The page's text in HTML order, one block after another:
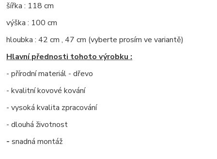
šířka : 118 cm
výška : 100 cm
hloubka : 42 cm , 47 cm (vyberte prosím ve variantě)
Hlavní přednosti tohoto výrobku :
- přírodní materiál - dřevo
- kvalitní kovové kování
- vysoká kvalita zpracování
- dlouhá životnost
-snadná montáž